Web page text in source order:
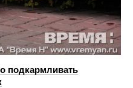
подкармливать